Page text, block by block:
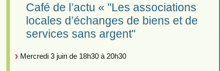
Café de l’actu « "Les associations
locales d’échanges de biens et de
services sans argent"
Mercredi 3 juin de 18h30 à 20h30